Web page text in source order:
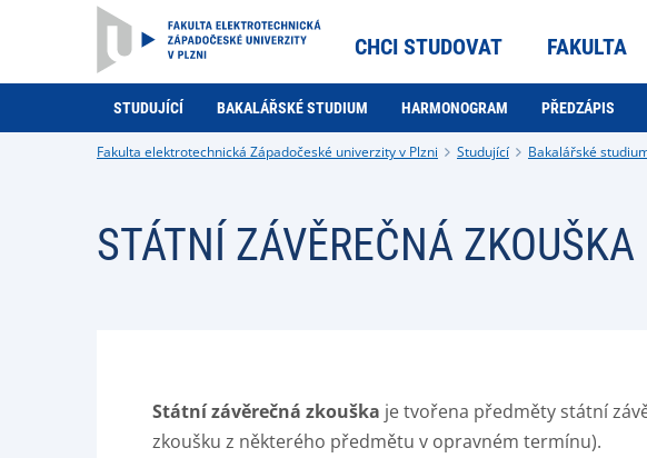
CHCI STUDOVAT FAKULTA
STUDUJÍCÍ BAKALÁŘSKÉ STUDIUM HARMONOGRAM PŘEDZÁPIS
Fakulta elektrotechnická Západočeské univerzity v Plzni Studující Bakalářské
STÁTNÍ ZÁVĚREČNÁ ZKOUŠKA
Státní závěrečná zkouška je tvořena předměty státní
zkoušku z některého předmětu v opravném termínu).